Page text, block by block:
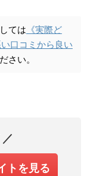
ては 《実際ど
口コミから良い
さい。
トを見る